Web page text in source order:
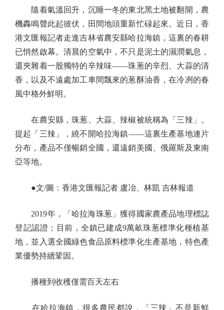
隨着氣溫回升，沉睡一冬的東北黑土地被翻開，農
機轟鳴聲此起彼伏，田間地頭重新忙碌起來。近日，香
港文匯報記者走進吉林省農安縣哈拉海鎮，這裏的春耕
已悄然啟幕。清晨的空氣中，不只是泥土的濕潤氣息，
還夾雜着一股獨特的辛辣味——珠葱的辛烈、大蒜的清
香，以及不遠處加工車間飄來的葱酥油香，在冷冽的春
風中格外鮮明。
在農安縣，珠葱、大蒜、辣椒被統稱為「三辣」。
提起「三辣」，繞不開哈拉海鎮——這裏生產基地連片
分布，產品不僅暢銷全國，還遠銷美國、俄羅斯及東南
亞等地。
●文/圖：香港文匯報記者 盧冶、林凱 吉林報道
2019年，「哈拉海珠葱」獲得國家農產品地理標誌
登記認證；目前，全鎮已建成9萬畝珠葱標準化種植基
地，並入選全國綠色食品原料標準化生產基地，特色產
業優勢持續鞏固。
播種到收穫僅需百天左右
在哈拉海鎮，很多農民都說，「三辣」不是新鮮